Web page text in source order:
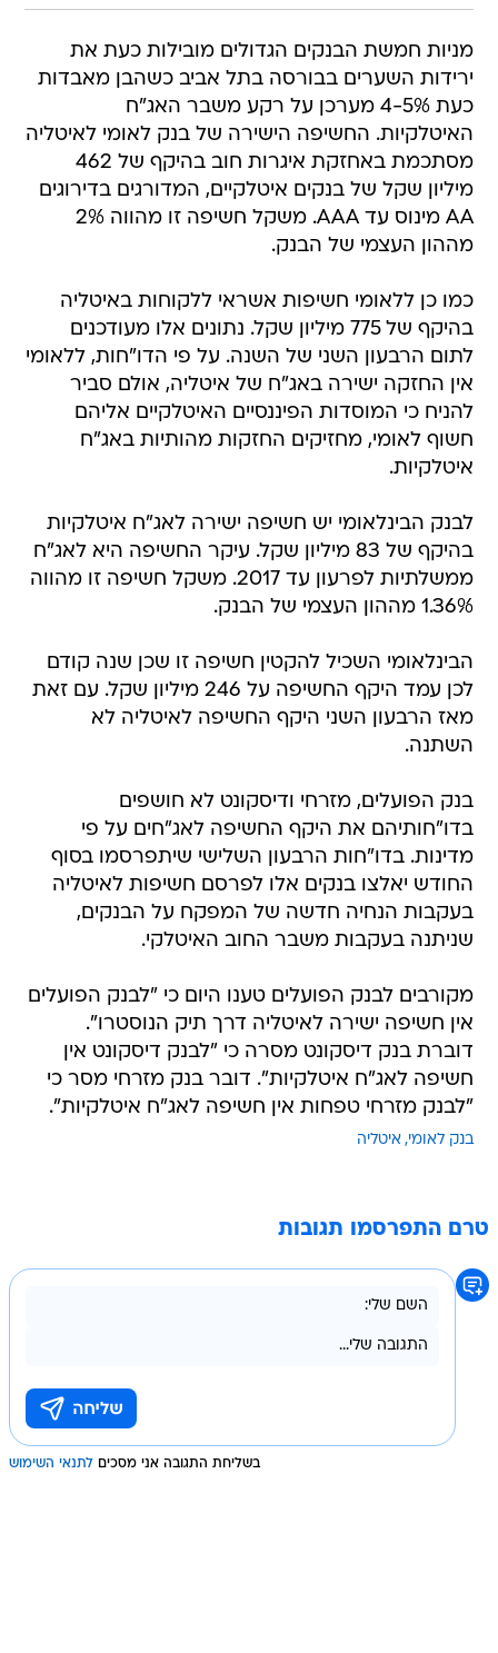
מניות חמשת הבנקים הגדולים מובילות כעת את
ירידות השערים בבורסה בתל אביב כשהבן מאבדות
כעת 4-5% מערכן על רקע משבר האג"ח
האיטלקיות. החשיפה הישירה של בנק לאומי לאיטליה
מסתכמת באחזקת איגרות חוב בהיקף של 462
מיליון שקל של בנקים איטלקיים, המדורגים בדירוגים
AA מינוס עד AAA. משקל חשיפה זו מהווה 2%
מההון העצמי של הבנק.
כמו כן ללאומי חשיפות אשראי ללקוחות באיטליה
בהיקף של 775 מיליון שקל. נתונים אלו מעודכנים
לתום הרבעון השני של השנה. על פי הדו"חות, ללאומי
אין החזקה ישירה באג"ח של איטליה, אולם סביר
להניח כי המוסדות הפיננסיים האיטלקיים אליהם
חשוף לאומי, מחזיקים החזקות מהותיות באג"ח
איטלקיות.
לבנק הבינלאומי יש חשיפה ישירה לאג"ח איטלקיות
בהיקף של 83 מיליון שקל. עיקר החשיפה היא לאג"ח
ממשלתיות לפרעון עד 2017. משקל חשיפה זו מהווה
1.36% מההון העצמי של הבנק.
הבינלאומי השכיל להקטין חשיפה זו שכן שנה קודם
לכן עמד היקף החשיפה על 246 מיליון שקל. עם זאת
מאז הרבעון השני היקף החשיפה לאיטליה לא
השתנה.
בנק הפועלים, מזרחי ודיסקונט לא חושפים
בדו"חותיהם את היקף החשיפה לאג"חים על פי
מדינות. בדו"חות הרבעון השלישי שיתפרסמו בסוף
החודש יאלצו בנקים אלו לפרסם חשיפות לאיטליה
בעקבות הנחיה חדשה של המפקח על הבנקים,
שניתנה בעקבות משבר החוב האיטלקי.
מקורבים לבנק הפועלים טענו היום כי "לבנק הפועלים
אין חשיפה ישירה לאיטליה דרך תיק הנוסטרו".
דוברת בנק דיסקונט מסרה כי "לבנק דיסקונט אין
חשיפה לאג"ח איטלקיות". דובר בנק מזרחי מסר כי
"לבנק מזרחי טפחות אין חשיפה לאג"ח איטלקיות".
בנק לאומי איטליה
טרם התפרסמו תגובות
בשליחת התגובה אני מסכים לתנאי השימוש